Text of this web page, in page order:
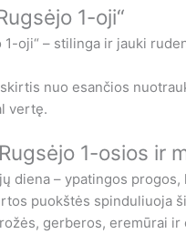
1-oji“
1-oji“ – stilinga ir jauki
nuo esančios
vertę.
1-osios ir
diena – ypatingos
puokštės spinduliuoja
gerberos, eremūrai